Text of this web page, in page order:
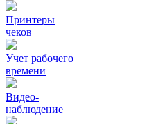
Принтеры
чеков
Учет рабочего
времени
Видео‑
наблюдение